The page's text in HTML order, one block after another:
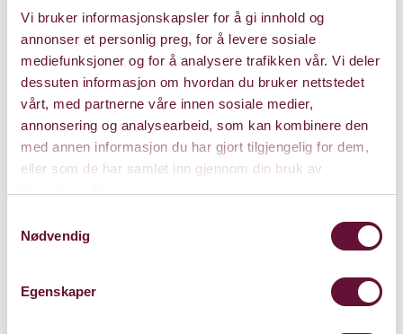
Vi bruker informasjonskapsler for å gi innhold og
annonser et personlig preg, for å levere sosiale
mediefunksjoner og for å analysere trafikken vår. Vi deler
dessuten informasjon om hvordan du bruker nettstedet
vårt, med partnerne våre innen sosiale medier,
annonsering og analysearbeid, som kan kombinere den
med annen informasjon du har gjort tilgjengelig for dem,
eller som de har samlet inn gjennom din bruk av
Nødvendig
Egenskaper
Varighet: 2 t, 15 min
m/pause
Søndag 8. november 2026
Kl. 18:00
KJØP